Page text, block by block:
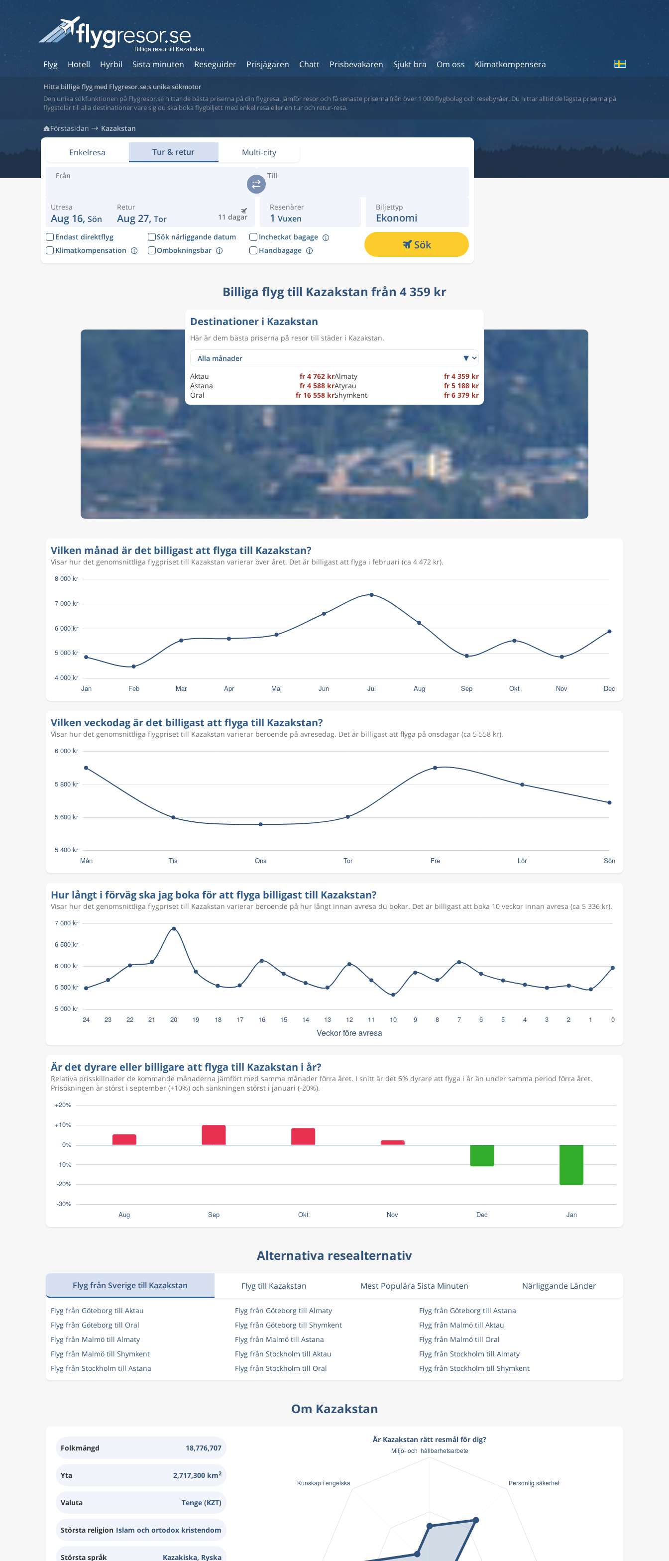
Flyg Hotell Hyrbil Sista minuten Reseguider Prisjägaren Chatt Prisbevakaren Sjukt bra Om oss Klimatkompensera
Billiga resor till Kazakstan
Hitta billiga flyg med Flygresor.se:s unika sökmotor
Den unika sökfunktionen på Flygresor.se hittar de bästa priserna på din flygresa. Jämför resor och få senaste priserna från över 1 000 flygbolag och resebyråer. Du hittar alltid de lägsta priserna på
flygstolar till alla destinationer vare sig du ska boka flygbiljett med enkel resa eller en tur och retur-resa.
Förstasidan Kazakstan
Enkelresa Tur & retur Multi-city
Från Till
Utresa
Aug 16, Sön 11 dagar
Retur
Aug 27, Tor
Resenärer
1 Vuxen
Biljettyp
Ekonomi
Endast direktflyg Sök närliggande datum
Incheckat bagage
Klimatkompensation
Ombokningsbar Handbagage Sök
Billiga flyg till Kazakstan från 4 359 kr
Destinationer i Kazakstan
Här är dem bästa priserna på resor till städer i Kazakstan.
Aktau fr 4 762 krAlmaty
fr 4 359 kr
Astana
fr 4 588 krAtyrau
fr 5 188 kr
Oral
fr 16 558 krShymkent fr 6 379 kr
Vilken månad är det billigast att flyga till Kazakstan?
Visar hur det genomsnittliga flygpriset till Kazakstan varierar över året. Det är billigast att flyga i februari (ca 4 472 kr).
Vilken veckodag är det billigast att flyga till Kazakstan?
Visar hur det genomsnittliga flygpriset till Kazakstan varierar beroende på avresedag. Det är billigast att flyga på onsdagar (ca 5 558 kr).
Hur långt i förväg ska jag boka för att flyga billigast till Kazakstan?
Visar hur det genomsnittliga flygpriset till Kazakstan varierar beroende på hur långt innan avresa du bokar. Det är billigast att boka 10 veckor innan avresa (ca 5 336 kr).
Är det dyrare eller billigare att flyga till Kazakstan i år?
Relativa prisskillnader de kommande månaderna jämfört med samma månader förra året. I snitt är det 6% dyrare att flyga i år än under samma period förra året.
Prisökningen är störst i september (+10%) och sänkningen störst i januari (-20%).
Alternativa resealternativ
Flyg från Sverige till Kazakstan Flyg till Kazakstan Mest Populära Sista Minuten Närliggande Länder
Flyg från Göteborg till Aktau Flyg från Göteborg till Almaty
Flyg från Göteborg till Astana
Flyg från Göteborg till Oral
Flyg från Göteborg till Shymkent
Flyg från Malmö till Aktau
Flyg från Malmö till Almaty
Flyg från Malmö till Astana
Flyg från Malmö till Oral
Flyg från Malmö till Shymkent
Flyg från Stockholm till Aktau
Flyg från Stockholm till Almaty
Flyg från Stockholm till Astana
Flyg från Stockholm till Oral Flyg från Stockholm till Shymkent
Om Kazakstan
Folkmängd 18,776,707
Yta 2,717,300 km2
Valuta Tenge (KZT)
Största religion Islam och ortodox kristendom
Största språk Kazakiska, Ryska
Är Kazakstan rätt resmål för dig?